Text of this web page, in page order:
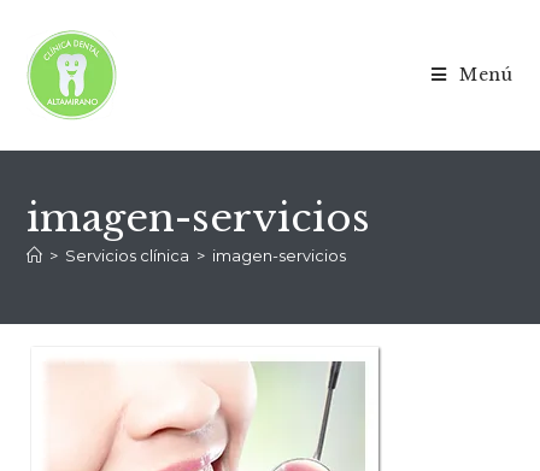
Menú
imagen-servicios
> Servicios clínica > imagen-servicios